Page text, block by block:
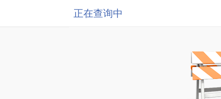
正在查询中